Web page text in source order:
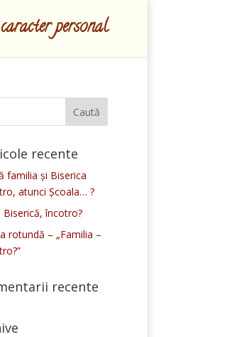
personal
recente
familia și Biserica
atunci Școala… ?
Biserică, încotro?
rotundă – „Familia –
recente